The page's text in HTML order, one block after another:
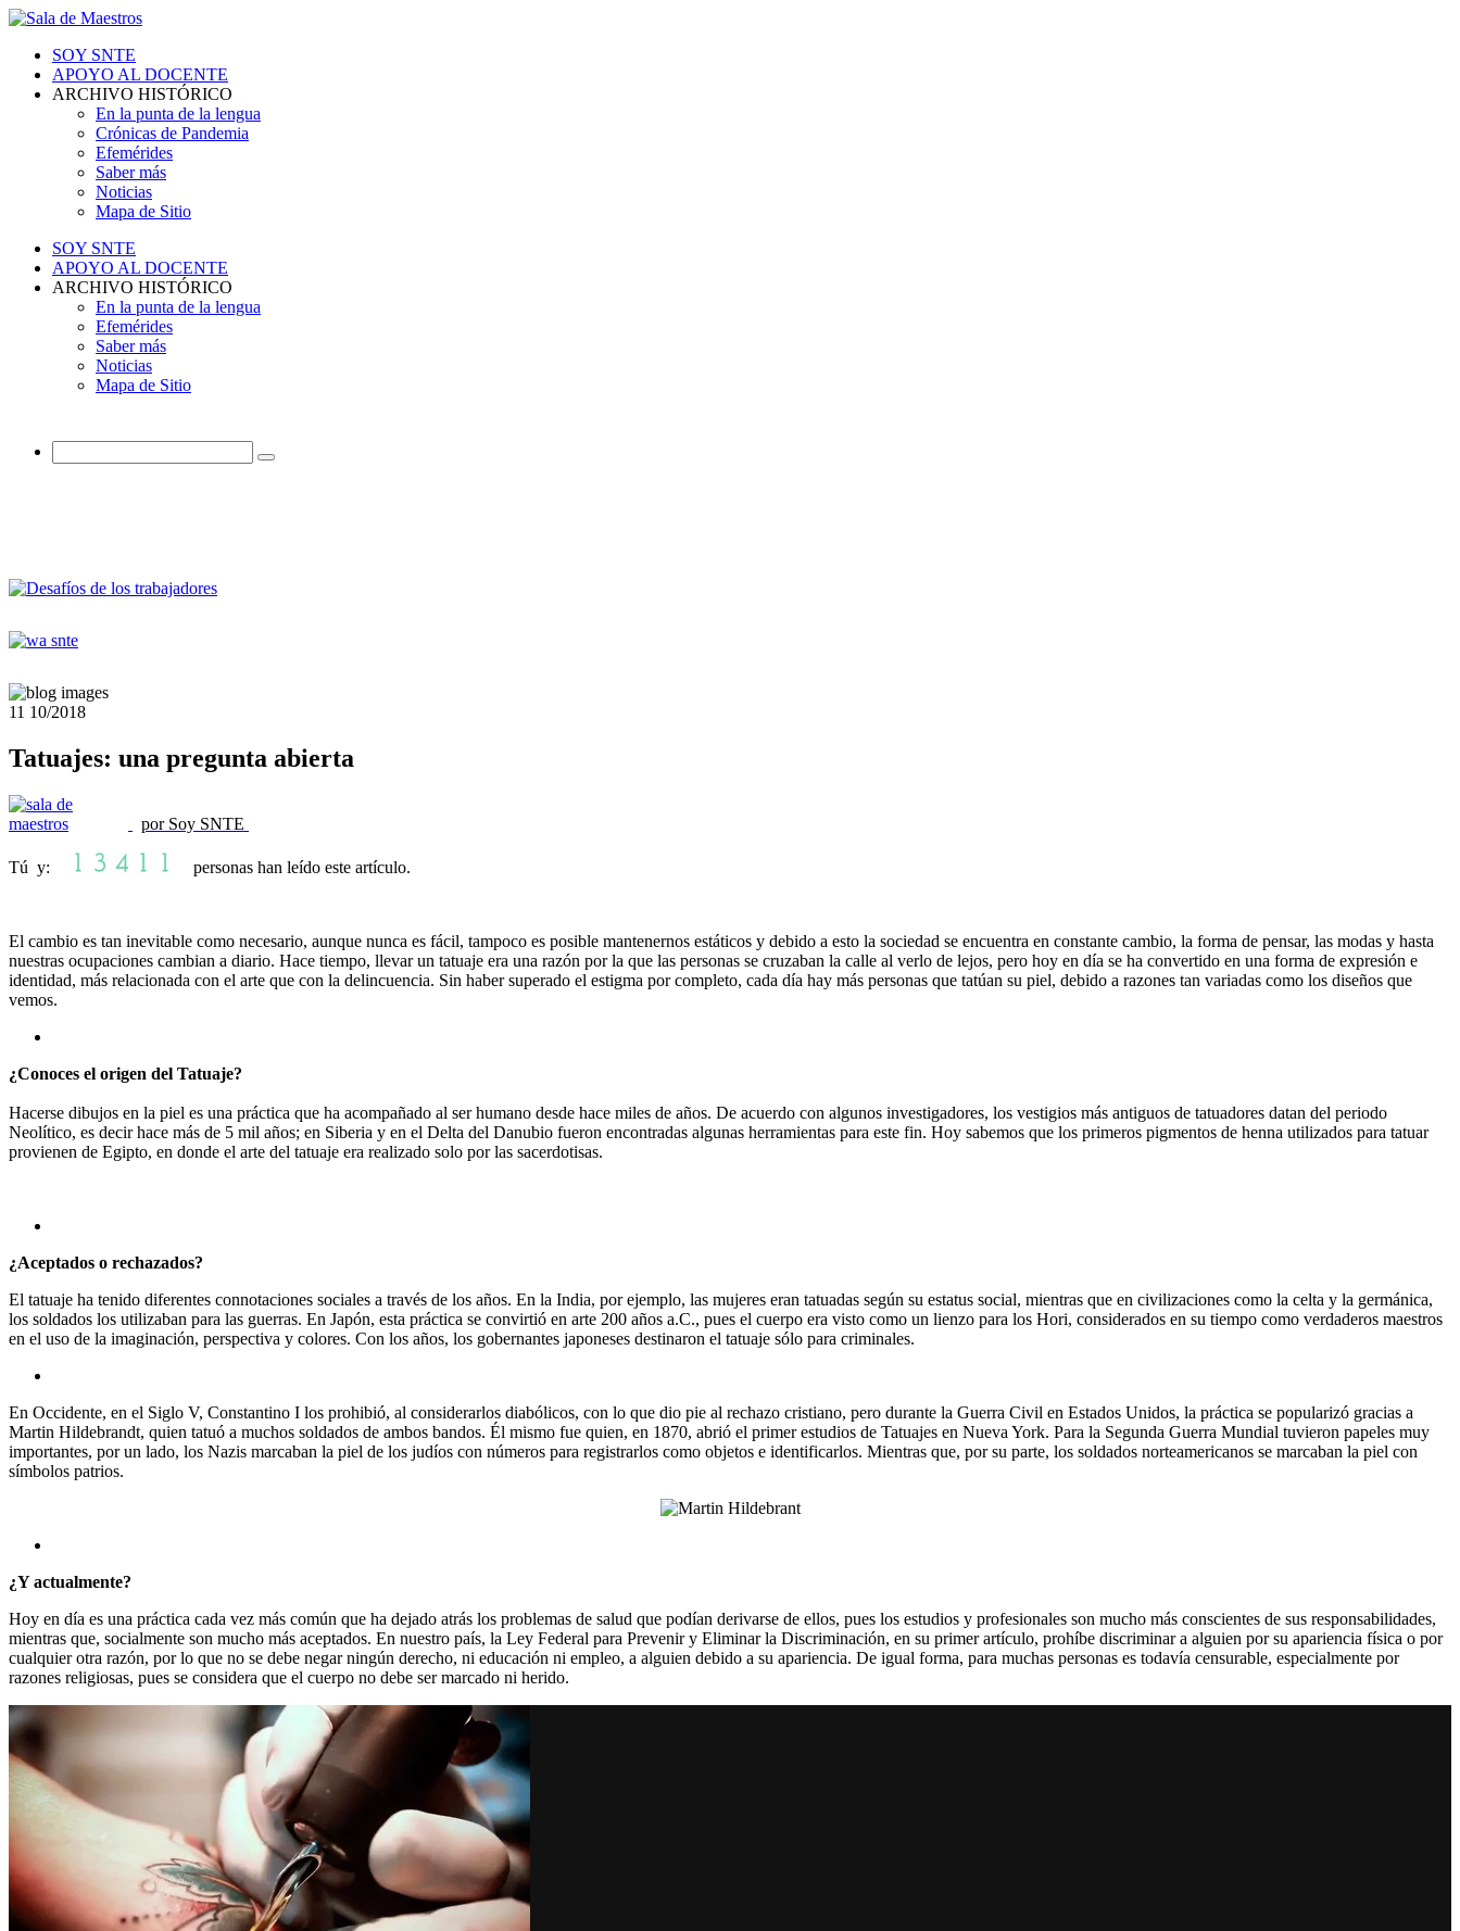
SOY SNTE
APOYO AL DOCENTE
ARCHIVO HISTÓRICO
En la punta de la lengua
Crónicas de Pandemia
Efemérides
Saber más
Noticias
Mapa de Sitio
SOY SNTE
APOYO AL DOCENTE
ARCHIVO HISTÓRICO
En la punta de la lengua
Efemérides
Saber más
Noticias
Mapa de Sitio
11 10/2018
Tatuajes: una pregunta abierta
por Soy SNTE
Tú y: personas han leído este artículo.
El cambio es tan inevitable como necesario, aunque nunca es fácil, tampoco es posible mantenernos estáticos y debido a esto la sociedad se encuentra en constante cambio, la forma de pensar, las modas y hasta
nuestras ocupaciones cambian a diario. Hace tiempo, llevar un tatuaje era una razón por la que las personas se cruzaban la calle al verlo de lejos, pero hoy en día se ha convertido en una forma de expresión e
identidad, más relacionada con el arte que con la delincuencia. Sin haber superado el estigma por completo, cada día hay más personas que tatúan su piel, debido a razones tan variadas como los diseños que
vemos.
¿Conoces el origen del Tatuaje?
Hacerse dibujos en la piel es una práctica que ha acompañado al ser humano desde hace miles de años. De acuerdo con algunos investigadores, los vestigios más antiguos de tatuadores datan del periodo
Neolítico, es decir hace más de 5 mil años; en Siberia y en el Delta del Danubio fueron encontradas algunas herramientas para este fin. Hoy sabemos que los primeros pigmentos de henna utilizados para tatuar
provienen de Egipto, en donde el arte del tatuaje era realizado solo por las sacerdotisas.
¿Aceptados o rechazados?
El tatuaje ha tenido diferentes connotaciones sociales a través de los años. En la India, por ejemplo, las mujeres eran tatuadas según su estatus social, mientras que en civilizaciones como la celta y la germánica,
los soldados los utilizaban para las guerras. En Japón, esta práctica se convirtió en arte 200 años a.C., pues el cuerpo era visto como un lienzo para los Hori, considerados en su tiempo como verdaderos maestros
en el uso de la imaginación, perspectiva y colores. Con los años, los gobernantes japoneses destinaron el tatuaje sólo para criminales.
En Occidente, en el Siglo V, Constantino I los prohibió, al considerarlos diabólicos, con lo que dio pie al rechazo cristiano, pero durante la Guerra Civil en Estados Unidos, la práctica se popularizó gracias a
Martin Hildebrandt, quien tatuó a muchos soldados de ambos bandos. Él mismo fue quien, en 1870, abrió el primer estudios de Tatuajes en Nueva York. Para la Segunda Guerra Mundial tuvieron papeles muy
importantes, por un lado, los Nazis marcaban la piel de los judíos con números para registrarlos como objetos e identificarlos. Mientras que, por su parte, los soldados norteamericanos se marcaban la piel con
símbolos patrios.
¿Y actualmente?
Hoy en día es una práctica cada vez más común que ha dejado atrás los problemas de salud que podían derivarse de ellos, pues los estudios y profesionales son mucho más conscientes de sus responsabilidades,
mientras que, socialmente son mucho más aceptados. En nuestro país, la Ley Federal para Prevenir y Eliminar la Discriminación, en su primer artículo, prohíbe discriminar a alguien por su apariencia física o por
cualquier otra razón, por lo que no se debe negar ningún derecho, ni educación ni empleo, a alguien debido a su apariencia. De igual forma, para muchas personas es todavía censurable, especialmente por
razones religiosas, pues se considera que el cuerpo no debe ser marcado ni herido.